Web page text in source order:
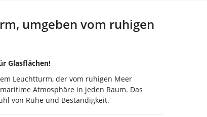
umgeben vom ruhigen
Glasflächen!
Leuchtturm, der vom ruhigen Meer
Atmosphäre in jeden Raum. Das
von Ruhe und Beständigkeit.